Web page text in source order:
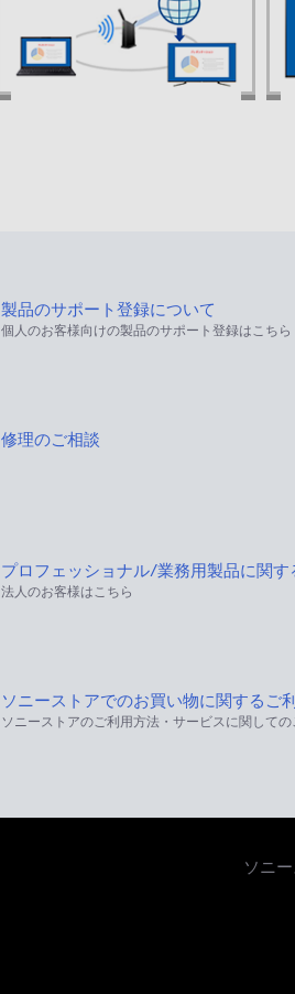
製品のサポート登録について
個人のお客様向けの製品のサポート登録はこちら
修理のご相談
プロフェッショナル/業務用製品に関す
法人のお客様はこちら
ソニーストアでのお買い物に関するご
ソニーストアのご利用方法・サービスに関して
ソニ